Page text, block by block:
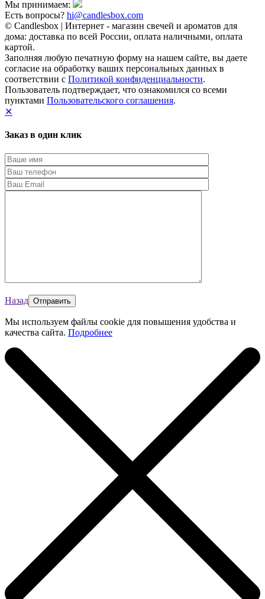
Мы принимаем:
Есть вопросы? hi@candlesbox.com
© Candlesbox | Интернет - магазин свечей и ароматов для
дома: доставка по всей России, оплата наличными, оплата
картой.
Заполняя любую печатную форму на нашем сайте, вы даете
согласие на обработку ваших персональных данных в
соответствии с Политикой конфиденциальности.
Пользователь подтверждает, что ознакомился со всеми
пунктами Пользовательского соглашения.
✕
Заказ в один клик
Назад
Мы используем файлы cookie для повышения удобства и
качества сайта. Подробнее